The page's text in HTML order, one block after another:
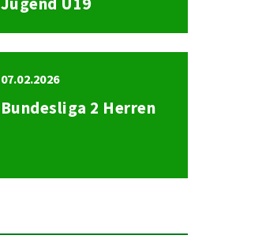
07.02.2026
Bundesliga 2 Herren